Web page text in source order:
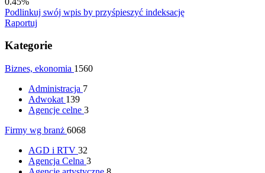
Podlinkuj swój wpis by przyśpieszyć indeksację
Raportuj
Kategorie
Biznes, ekonomia 1560
Administracja 7
Adwokat 139
Agencje celne 3
Firmy wg branż 6068
AGD i RTV 32
Agencja Celna 3